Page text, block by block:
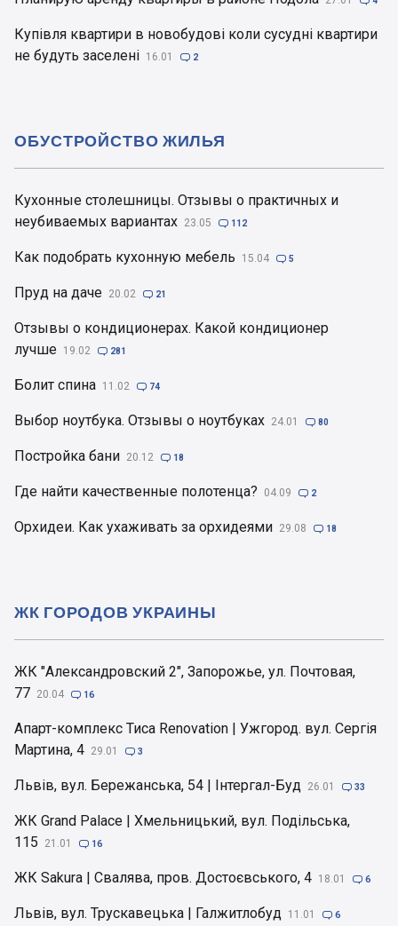
Купівля квартири в новобудові коли сусудні квартири
не будуть заселені 16.01  2
Кухонные столешницы. Отзывы о практичных и
неубиваемых вариантах 23.05  112
Как подобрать кухонную мебель 15.04  5
Пруд на даче 20.02  21
Отзывы о кондиционерах. Какой кондиционер
лучше 19.02  281
Болит спина 11.02  74
Выбор ноутбука. Отзывы о ноутбуках 24.01  80
Постройка бани 20.12  18
Где найти качественные полотенца? 04.09  2
Орхидеи. Как ухаживать за орхидеями 29.08  18
ОБУСТРОЙСТВО ЖИЛЬЯ
ЖК "Александровский 2", Запорожье, ул. Почтовая,
77 20.04  16
Апарт-комплекс Тиса Renovation | Ужгород. вул. Сергія
Мартина, 4 29.01  3
Львів, вул. Бережанська, 54 | Інтергал-Буд 26.01  33
ЖК Grand Palace | Хмельницький, вул. Подільська,
115
21.01  16
ЖК Sakura | Свалява, пров. Достоєвського, 4 18.01  6
Львів, вул. Трускавецька | Галжитлобуд 11.01  6
ЖК ГОРОДОВ УКРАИНЫ